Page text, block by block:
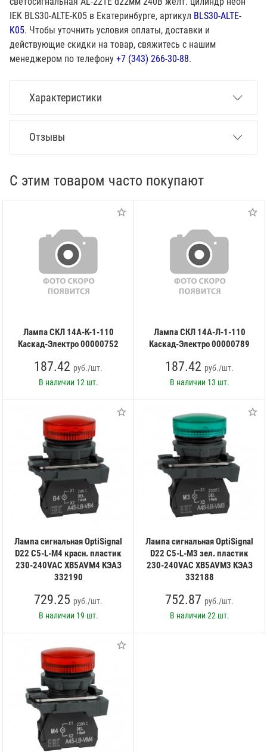
IEK BLS30-ALTE-K05 в Екатеринбурге, артикул BLS30-ALTE-
K05. Чтобы уточнить условия оплаты, доставки и
действующие скидки на товар, свяжитесь с нашим
менеджером по телефону +7 (343) 266-30-88.
Характеристики
Отзывы
С этим товаром часто покупают
Лампа СКЛ 14А-К-1-110
Каскад-Электро 00000752
187.42 руб./шт.
В наличии 12 шт.
Лампа СКЛ 14А-Л-1-110
Каскад-Электро 00000789
187.42 руб./шт.
В наличии 13 шт.
Лампа сигнальная OptiSignal
D22 C5-L-M4 красн. пластик
230-240VAC XB5AVM4 КЭАЗ
332190
729.25 руб./шт.
В наличии 19 шт.
Лампа сигнальная OptiSignal
D22 C5-L-M3 зел. пластик
230-240VAC XB5AVM3 КЭАЗ
332188
752.87 руб./шт.
В наличии22 шт.